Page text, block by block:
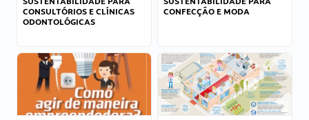
CONSULTÓRIOS E CLÍNICAS
ODONTOLÓGICAS
CONFECÇÃO E MODA